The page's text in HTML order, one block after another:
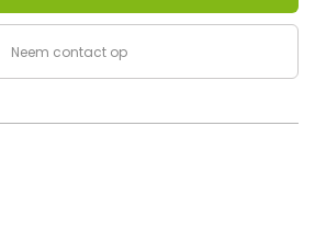
Neem contact op